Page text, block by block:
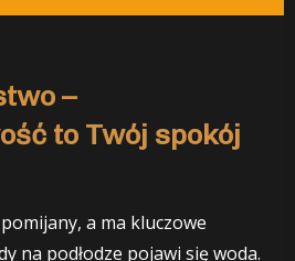
–
to Twój spokój
a ma kluczowe
na podłodze pojawi się woda.